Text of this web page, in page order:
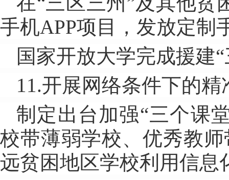
手机APP项目，发放定制
国家开放大学完成援建
11.开展网络条件下的精
制定出台加强“三个课
校带薄弱学校、优秀教
远贫困地区学校利用信息